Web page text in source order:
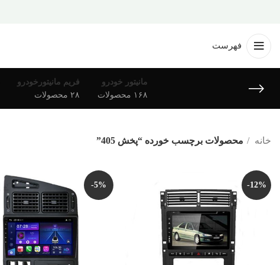
فهرست
مانیتور خودرو
۱۶۸ محصولات
فریم مانیتورخودرو
۲۸ محصولات
خانه محصولات برچسب خورده “پخش 405”
-12%
-5%